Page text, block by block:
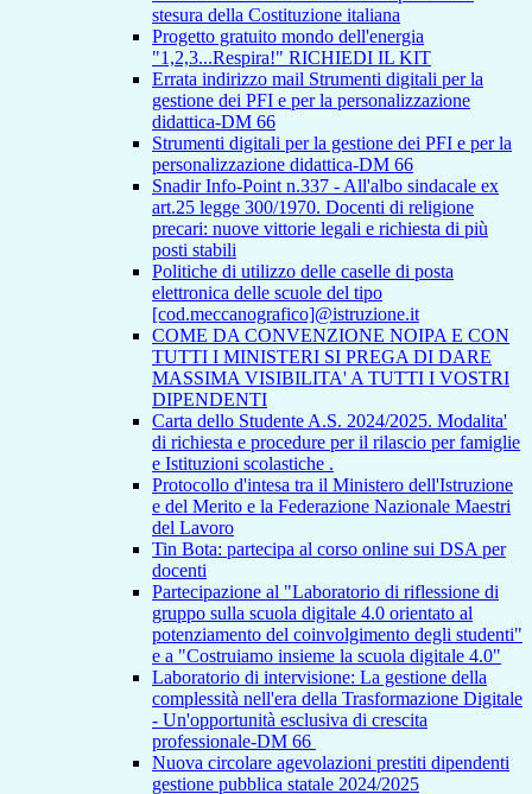
stesura della Costituzione italiana
Progetto gratuito mondo dell'energia
"1,2,3...Respira!" RICHIEDI IL KIT
Errata indirizzo mail Strumenti digitali per la
gestione dei PFI e per la personalizzazione
didattica-DM 66
Strumenti digitali per la gestione dei PFI e per la
personalizzazione didattica-DM 66
Snadir Info-Point n.337 - All'albo sindacale ex
art.25 legge 300/1970. Docenti di religione
precari: nuove vittorie legali e richiesta di più
posti stabili
Politiche di utilizzo delle caselle di posta
elettronica delle scuole del tipo
[cod.meccanografico]@istruzione.it
COME DA CONVENZIONE NOIPA E CON
TUTTI I MINISTERI SI PREGA DI DARE
MASSIMA VISIBILITA' A TUTTI I VOSTRI
DIPENDENTI
Carta dello Studente A.S. 2024/2025. Modalita'
di richiesta e procedure per il rilascio per famiglie
e Istituzioni scolastiche .
Protocollo d'intesa tra il Ministero dell'Istruzione
e del Merito e la Federazione Nazionale Maestri
del Lavoro
Tin Bota: partecipa al corso online sui DSA per
docenti
Partecipazione al "Laboratorio di riflessione di
gruppo sulla scuola digitale 4.0 orientato al
potenziamento del coinvolgimento degli studenti"
e a "Costruiamo insieme la scuola digitale 4.0"
Laboratorio di intervisione: La gestione della
complessità nell'era della Trasformazione Digitale
- Un'opportunità esclusiva di crescita
professionale-DM 66
Nuova circolare agevolazioni prestiti dipendenti
gestione pubblica statale 2024/2025